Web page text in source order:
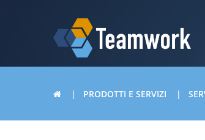
PRODOTTI E SERVIZI